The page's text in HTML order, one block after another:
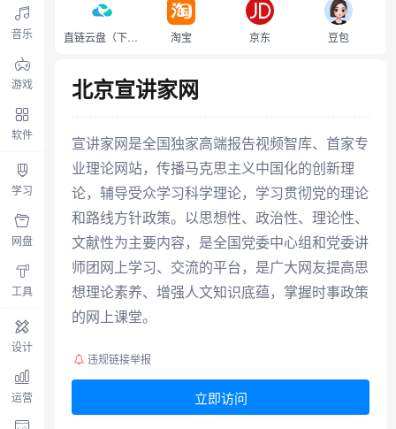
音乐
游戏
软件
学习
网盘
工具
设计
运营
直链云盘（下载不限速） 淘宝 京东 豆包
北京宣讲家网
宣讲家网是全国独家高端报告视频智库、首家专
业理论网站，传播马克思主义中国化的创新理
论，辅导受众学习科学理论，学习贯彻党的理论
和路线方针政策。以思想性、政治性、理论性、
文献性为主要内容，是全国党委中心组和党委讲
师团网上学习、交流的平台，是广大网友提高思
想理论素养、增强人文知识底蕴，掌握时事政策
的网上课堂。
违规链接举报
立即访问